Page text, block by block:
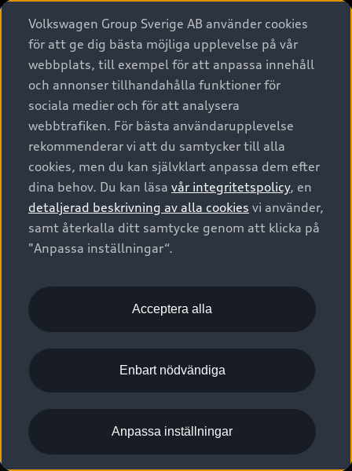
A6 modellerna
SUV
Avant
Audi Sport
Privatleasing
Nya bilar i lager
Begagnade bilar i lager
Audi approved :plus - så gott som nya
Finansiering
Audi exclusive
Provkörning
Service & tillbehör
Audi digital services
Originaltillbehör - köp online
Garantier
Försäkring
Digitala manualer för din Audi
Audi Collection – livsstilsartiklar
Vanliga frågor
2G/3G nätet stängs ned - Hur påverkas min bil av detta?
Tjänstebil
Tjänstebil
Business lease online
Företagsleasing
Om Audi Sverige
Kontakta oss
Audi Återförsäljare/-serviceverkstad
myAudi
Pressmeddelanden
Nyhetsbrev
Vårt hållbarhetsarbete
Lediga tjänster huvudkontor
Lediga tjänster hos Audi Återförsäljare
Kommentar till mediauppgifter om dataläcka
© 2026 AUDI SVERIGE. All Rights Reserved.
Utgivare Juridiskt
Juridiskt Audi AG
Juridiskt Audi Digital Giveaway
Anpassa inställningar för cookies
Visselblåsarkanaler
Volkswagen Group Sverige AB använder cookies
för att ge dig bästa möjliga upplevelse på vår
webbplats, till exempel för att anpassa innehåll
och annonser tillhandahålla funktioner för
sociala medier och för att analysera
webbtrafiken. För bästa användarupplevelse
rekommenderar vi att du samtycker till alla
cookies, men du kan självklart anpassa dem efter
dina behov. Du kan läsa vår integritetspolicy, en
detaljerad beskrivning av alla cookies vi använder,
samt återkalla ditt samtycke genom att klicka på
"Anpassa inställningar“.
Acceptera alla
Enbart nödvändiga
Anpassa inställningar